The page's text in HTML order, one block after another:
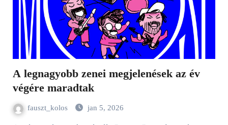
A legnagyobb zenei megjelenések az év
végére maradtak
fauszt_kolos jan 5, 2026